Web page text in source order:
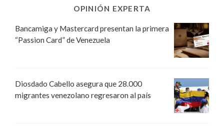
OPINIÓN EXPERTA
Bancamiga y Mastercard presentan la primera
“Passion Card” de Venezuela
Diosdado Cabello asegura que 28.000
migrantes venezolano regresaron al país